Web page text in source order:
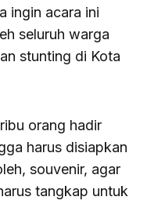
ingin acara ini
seluruh warga
stunting di Kota
orang hadir
harus disiapkan
souvenir, agar
tangkap untuk